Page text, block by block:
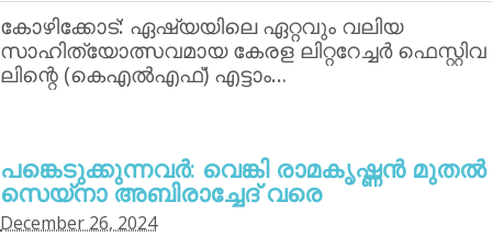
കോഴിക്കോട്: ഏഷ്യയിലെ ഏറ്റവും വലിയ
സാഹിത്യോത്സവമായ കേരള ലിറ്ററേച്ചര്‍ ഫെസ്റ്റിവ
ലിന്റെ (കെഎല്‍എഫ്) എട്ടാം…
പങ്കെടുക്കുന്നവര്‍: വെങ്കി രാമകൃഷ്ണന്‍ മുതല്‍
സെയ്‌നാ അബിരാച്ചേദ് വരെ
December 26, 2024